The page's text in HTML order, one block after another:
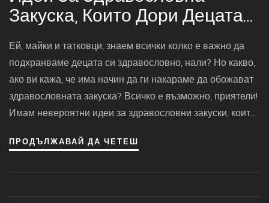
Закуска, Които Дори Децата
Ще Обичат
Ей, майки и татковци, знаем всички колко е важно да
подхранваме децата си здравословно, нали? Но какво,
ако ви кажа, че има начин да ги накараме да обожават
здравословната закуска? Всичко e възможно, приятели!
Имам невероятни идеи за здравословни закуски, които
храна. Защото, кой казва, че здравословно не може да
ПРОДЪЛЖАВАЙ ДА ЧЕТЕШ